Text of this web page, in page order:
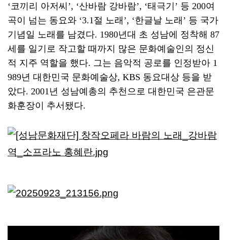
‘코끼리 아저씨 ’, ‘산바람 강바람’, ‘태극기 ’ 등 200여
곡이 넘는 동요와 ‘3.1절 노래 ’, ‘한글날 노래 ’ 등 국가
기념일 노래를 남겼다. 1980년대 초 성남에 정착해 87
세를 일기로 작고할 때까지 많은 문화예술인의 정신
적 지주 역할을 했다. 그는 음악적 공로를 인정받아 1
989년 대한민국 문화예술상, KBS 동요대상 등을 받
았다. 2001년 성남예총의 추천으로 대한민국 은관문
화훈장이 추서됐다.